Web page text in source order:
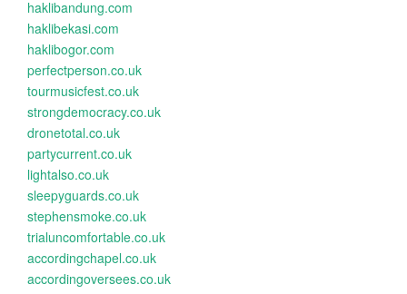
haklibandung.com
haklibekasi.com
haklibogor.com
perfectperson.co.uk
tourmusicfest.co.uk
strongdemocracy.co.uk
dronetotal.co.uk
partycurrent.co.uk
lightalso.co.uk
sleepyguards.co.uk
stephensmoke.co.uk
trialuncomfortable.co.uk
accordingchapel.co.uk
accordingoversees.co.uk